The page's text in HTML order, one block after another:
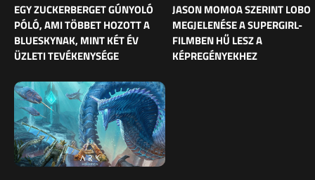
EGY ZUCKERBERGET GÚNYOLÓ
PÓLÓ, AMI TÖBBET HOZOTT A
BLUESKYNAK, MINT KÉT ÉV
ÜZLETI TEVÉKENYSÉGE
JASON MOMOA SZERINT LOBO
MEGJELENÉSE A SUPERGIRL-
FILMBEN HŰ LESZ A
KÉPREGÉNYEKHEZ